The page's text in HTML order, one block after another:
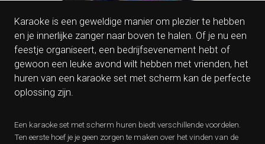
Karaoke is een geweldige manier om plezier te hebben
en je innerlijke zanger naar boven te halen. Of je nu een
feestje organiseert, een bedrijfsevenement hebt of
gewoon een leuke avond wilt hebben met vrienden, het
huren van een karaoke set met scherm kan de perfecte
oplossing zijn.
Een karaoke set met scherm huren biedt verschillende voordelen.
Ten eerste hoef je je geen zorgen te maken over het vinden van de